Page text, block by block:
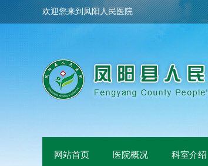
欢迎您来到凤阳人民医院
网站首页 医院概况 科室介绍
凤阳县人民医院骨
凤阳县人民医院医